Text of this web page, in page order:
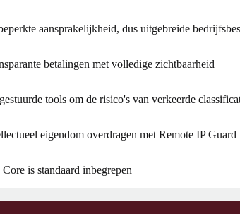
aansprakelijkheid, dus uitgebreide
betalingen met volledige zichtbaarheid
tools om de risico's van verkeerde
eigendom overdragen met Remote IP Guard
is standaard inbegrepen